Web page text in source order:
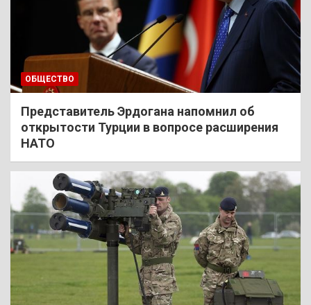
ОБЩЕСТВО
Представитель Эрдогана напомнил об
открытости Турции в вопросе расширения
НАТО